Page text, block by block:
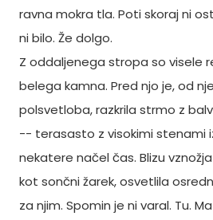
ravna mokra tla. Poti skoraj ni
ni bilo. Že dolgo.
Z oddaljenega stropa so visele
belega kamna. Pred njo je, od
polsvetloba, razkrila strmo z
-- terasasto z visokimi stenami
nekatere načel čas. Blizu
kot sončni žarek, osvetlila
za njim. Spomin je ni varal. Tu.